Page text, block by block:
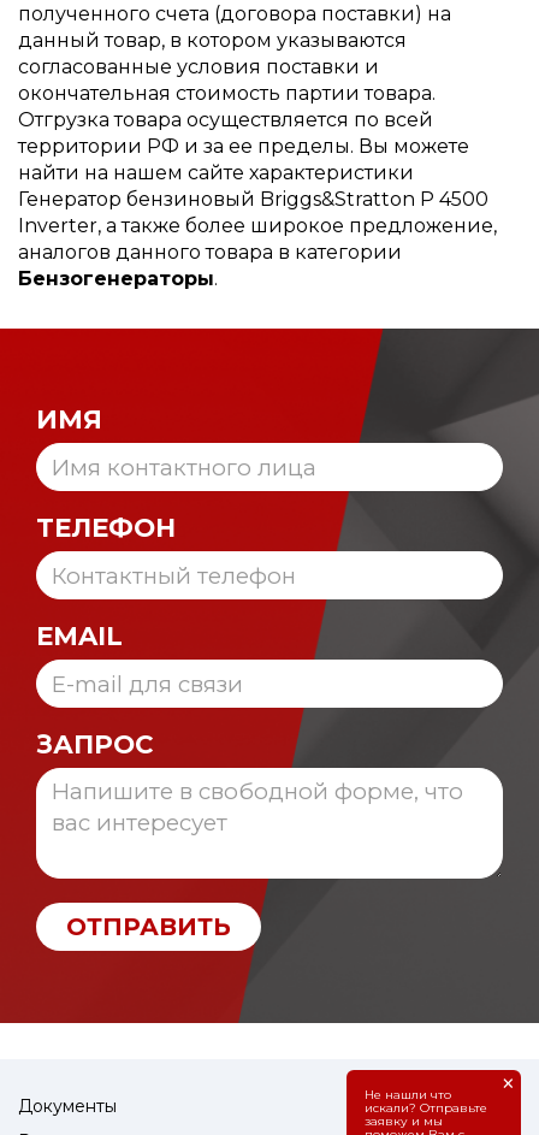
полученного счета (договора поставки) на
данный товар, в котором указываются
согласованные условия поставки и
окончательная стоимость партии товара.
Отгрузка товара осуществляется по всей
территории РФ и за ее пределы. Вы можете
найти на нашем сайте характеристики
Генератор бензиновый Briggs&Stratton P 4500
Inverter, а также более широкое предложение,
аналогов данного товара в категории
Бензогенераторы.
ИМЯ
ТЕЛЕФОН
EMAIL
ЗАПРОС
ОТПРАВИТЬ
Документы
Не нашли что
искали? Отправьте
заявку и мы
×